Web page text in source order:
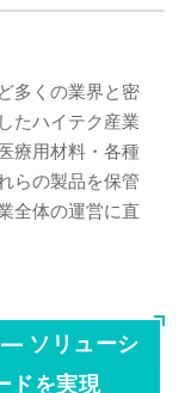
多くの業界と密
たハイテク産業
療用材料・各種
らの製品を保管
全体の運営に直
― ソリューシ
ドを実現